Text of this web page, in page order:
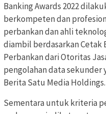
Banking Awards 2022
berkompeten dan
perbankan dan ahli
diambil berdasarkan Cetak
Perbankan dari Otoritas
pengolahan data sekunder
Berita Satu Media Holdings.
Sementara untuk kriteria